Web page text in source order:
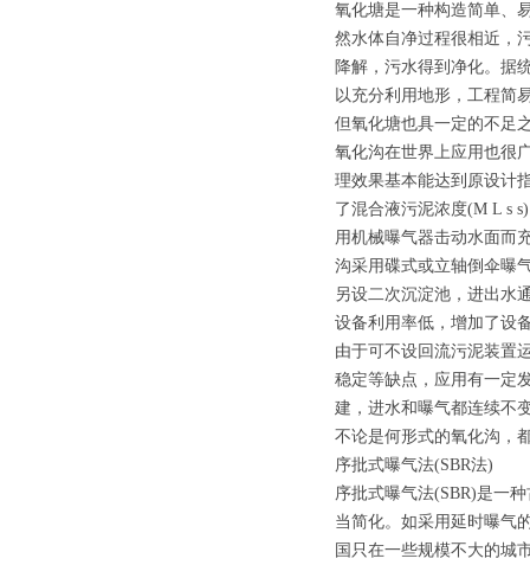
氧化塘是一种构造简单、
然水体自净过程很相近，
降解，污水得到净化。据
以充分利用地形，工程简
但氧化塘也具一定的不
氧化沟在世界上应用也很
理效果基本能达到原设计
了混合液污泥浓度(M L s
用机械曝气器击动水面而
沟采用碟式或立轴倒伞曝
另设二次沉淀池，进出水
设备利用率低，增加了设
由于可不设回流污泥装置
稳定等缺点，应用有一定
建，进水和曝气都连续不
不论是何形式的氧化沟，
序批式曝气法(SBR法)
序批式曝气法(SBR)是一
当简化。如采用延时曝气
国只在一些规模不大的城